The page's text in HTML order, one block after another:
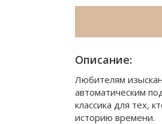
Описание:
Любителям
автоматическим
классика для тех,
историю времени.